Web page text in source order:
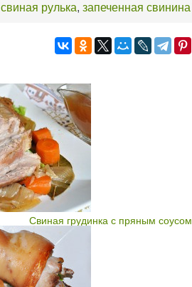
свиная рулька, запеченная свинина
Свиная грудинка с пряным соусом